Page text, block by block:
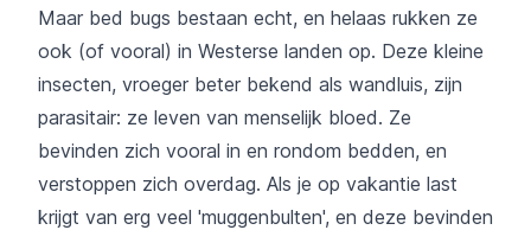
Maar bed bugs bestaan echt, en helaas rukken ze
ook (of vooral) in Westerse landen op. Deze kleine
insecten, vroeger beter bekend als wandluis, zijn
parasitair: ze leven van menselijk bloed. Ze
bevinden zich vooral in en rondom bedden, en
verstoppen zich overdag. Als je op vakantie last
krijgt van erg veel 'muggenbulten', en deze bevinden